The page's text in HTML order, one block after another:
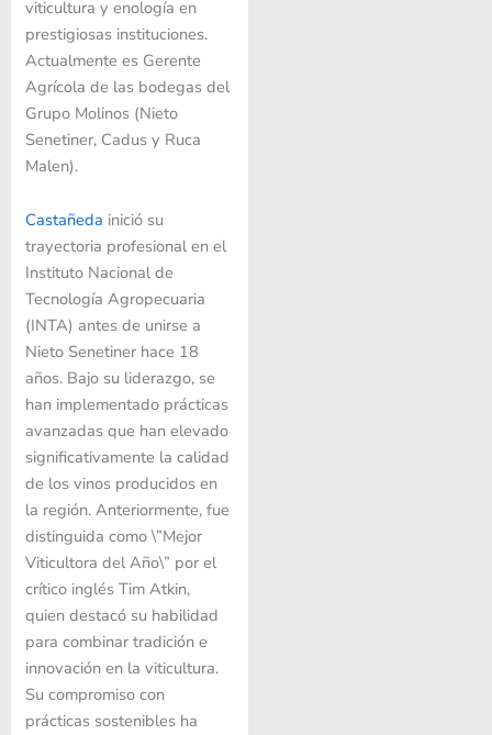
viticultura y enología en
prestigiosas instituciones.
Actualmente es Gerente
Agrícola de las bodegas del
Grupo Molinos (Nieto
Senetiner, Cadus y Ruca
Malen).
Castañeda inició su
trayectoria profesional en el
Instituto Nacional de
Tecnología Agropecuaria
(INTA) antes de unirse a
Nieto Senetiner hace 18
años. Bajo su liderazgo, se
han implementado prácticas
avanzadas que han elevado
significativamente la calidad
de los vinos producidos en
la región. Anteriormente, fue
distinguida como \”Mejor
Viticultora del Año\” por el
crítico inglés Tim Atkin,
quien destacó su habilidad
para combinar tradición e
innovación en la viticultura.
Su compromiso con
prácticas sostenibles ha